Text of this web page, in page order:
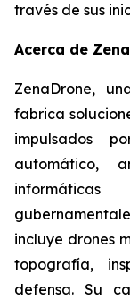
través de sus
Acerca de
ZenaDrone,
fabrica
impulsados
automático,
informáticas
incluye drones
topografía,
defensa. Su